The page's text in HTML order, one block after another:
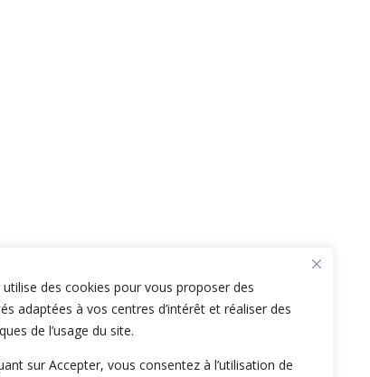
utilise des cookies pour vous proposer des
adaptées à vos centres d’intérêt et réaliser des
de l’usage du site.
sur Accepter, vous consentez à l’utilisation de